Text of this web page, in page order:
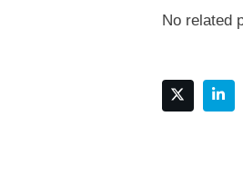
No related